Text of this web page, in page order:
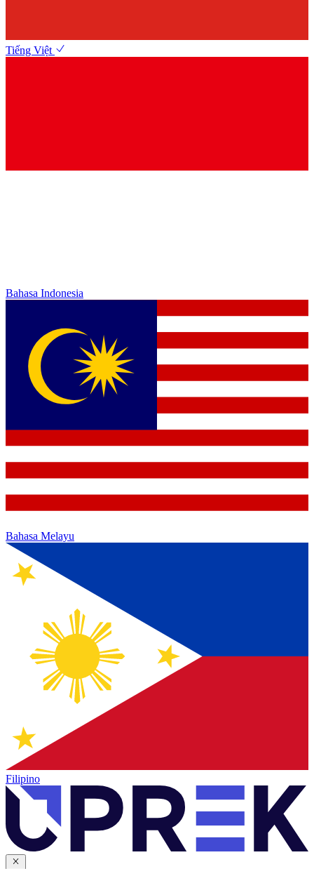
Tiếng Việt
Bahasa Indonesia
Bahasa Melayu
Filipino